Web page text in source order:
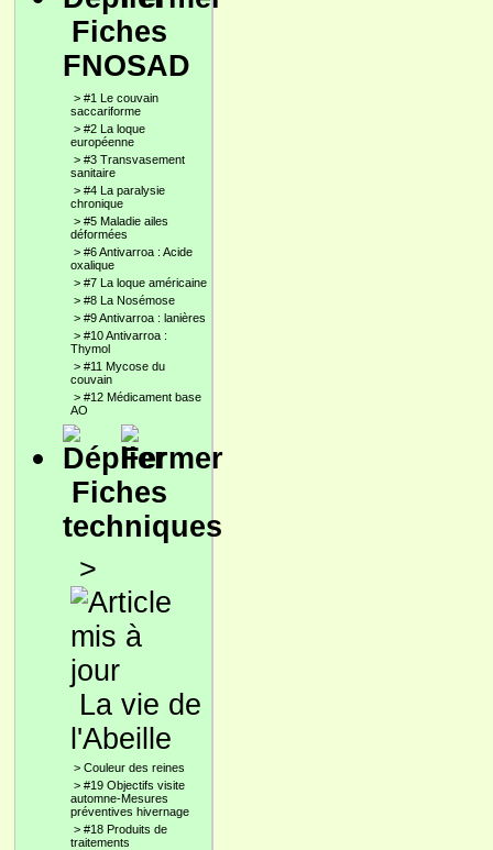
Fiches
FNOSAD
> #1 Le couvain
saccariforme
> #2 La loque
européenne
> #3 Transvasement
sanitaire
> #4 La paralysie
chronique
> #5 Maladie ailes
déformées
> #6 Antivarroa : Acide
oxalique
> #7 La loque américaine
> #8 La Nosémose
> #9 Antivarroa : lanières
> #10 Antivarroa :
Thymol
> #11 Mycose du
couvain
> #12 Médicament base
AO
Fiches
techniques
>
La vie de
l'Abeille
> Couleur des reines
> #19 Objectifs visite
automne-Mesures
préventives hivernage
> #18 Produits de
traitements